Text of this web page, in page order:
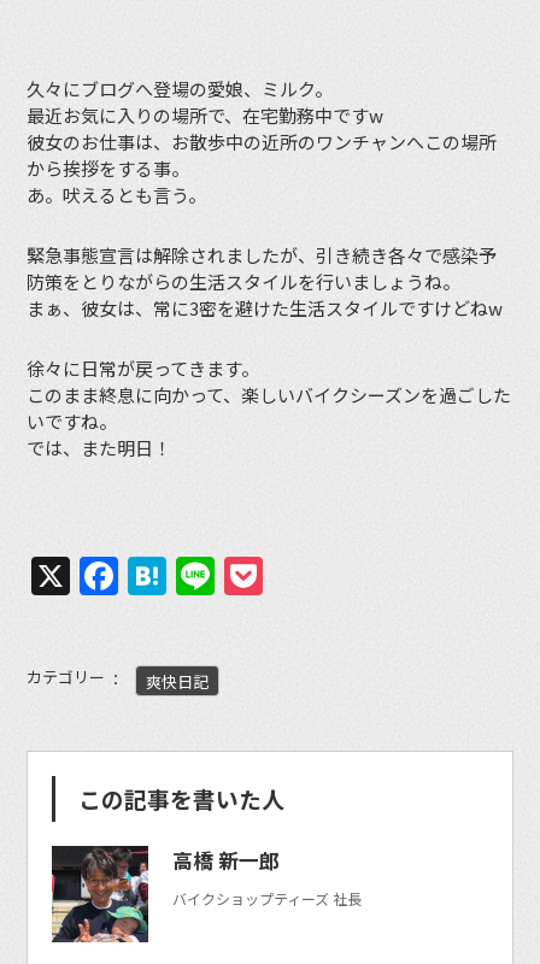
久々にブログへ登場の愛娘、ミルク。
最近お気に入りの場所で、在宅勤務中ですw
彼女のお仕事は、お散歩中の近所のワンチャンへこの場所
から挨拶をする事。
あ。吠えるとも言う。
緊急事態宣言は解除されましたが、引き続き各々で感染予
防策をとりながらの生活スタイルを行いましょうね。
まぁ、彼女は、常に3密を避けた生活スタイルですけどねw
徐々に日常が戻ってきます。
このまま終息に向かって、楽しいバイクシーズンを過ごした
いですね。
では、また明日！
X Facebook
Hatena
Line
カテゴリー 爽快日記
この記事を書いた人
高橋 新一郎
バイクショップティーズ 社長